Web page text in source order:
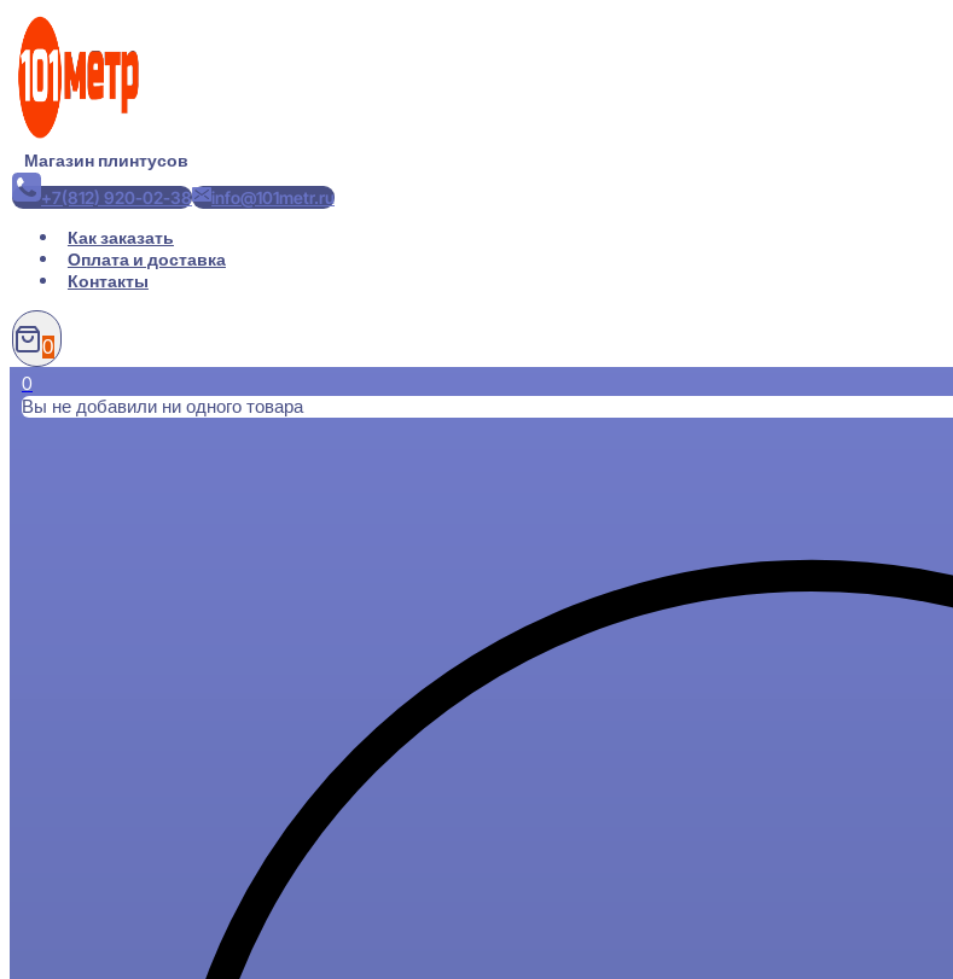
Перейти
содержимому
Магазин плинтусов
+7(812) 920-02-38
info@101metr.ru
Как заказать
Оплата и доставка
Контакты
0
0
Вы не добавили ни одного товара